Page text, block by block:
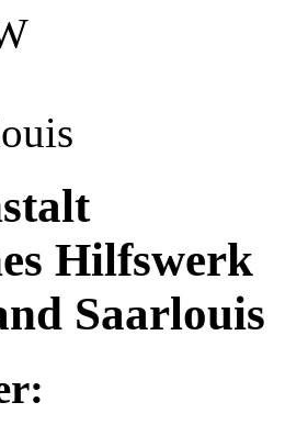
Hilfswerk
Saarlouis